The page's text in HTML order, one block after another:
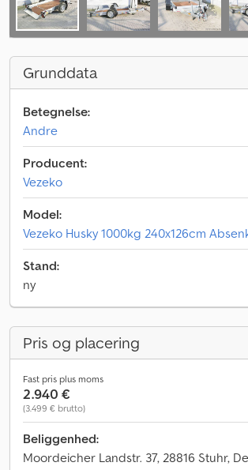
Grunddata
Betegnelse:
Andre
Producent:
Vezeko
Model:
Vezeko Husky 1000kg 240x126cm
Stand:
ny
Pris og placering
Fast pris plus moms
2.940 €
(3.499 € brutto)
Beliggenhed:
Moordeicher Landstr. 37, 28816 Stuhr,